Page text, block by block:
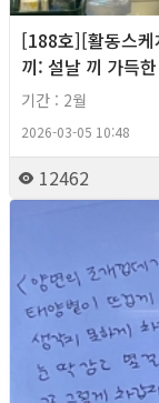
[188호][활동스케
끼: 설날 끼 가득
기간 : 2월
2026-03-05 10:48
12462